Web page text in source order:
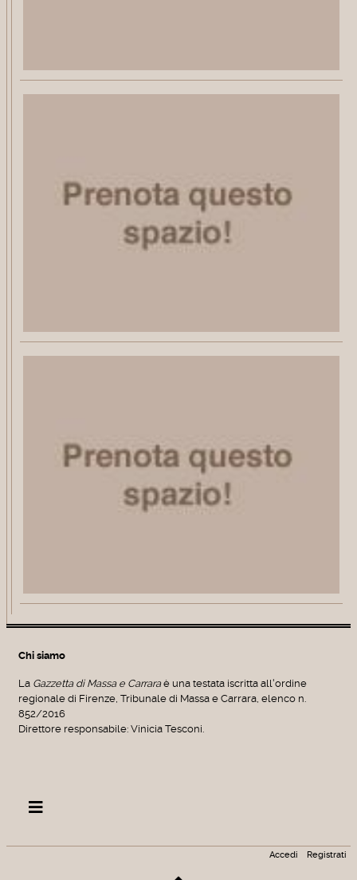
Chi siamo
La Gazzetta di Massa e Carraraè una testata iscritta all'ordine
regionale di Firenze, Tribunale di Massa e Carrara, elenco n.
852/2016
Direttore responsabile: Vinicia Tesconi.
Accedi Registrati